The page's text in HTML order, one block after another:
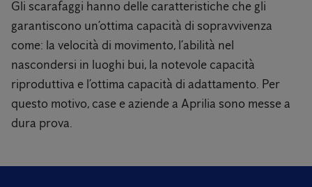
Gli scarafaggi hanno delle caratteristiche che gli
garantiscono un’ottima capacità di sopravvivenza
come: la velocità di movimento, l’abilità nel
nascondersi in luoghi bui, la notevole capacità
riproduttiva e l’ottima capacità di adattamento. Per
questo motivo, case e aziende a Aprilia sono messe a
dura prova.